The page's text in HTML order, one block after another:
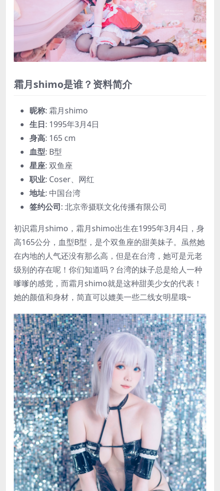
霜月shimo是谁？资料简介
昵称: 霜月shimo
生日: 1995年3月4日
身高: 165 cm
血型: B型
星座: 双鱼座
职业: Coser、网红
地址: 中国台湾
签约公司: 北京帝摄联文化传播有限公司
初识霜月shimo，霜月shimo出生在1995年3月4日，身
高165公分，血型B型，是个双鱼座的甜美妹子。虽然她
在内地的人气还没有那么高，但是在台湾，她可是元老
级别的存在呢！你们知道吗？台湾的妹子总是给人一种
嗲嗲的感觉，而霜月shimo就是这种甜美少女的代表！
她的颜值和身材，简直可以媲美一些二线女明星哦~